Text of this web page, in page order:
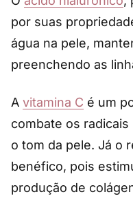
por suas
água na pele,
preenchendo as
A vitamina C é um
combate os
o tom da pele. Já o
benéfico, pois
produção de